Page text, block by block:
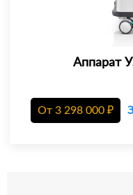
Аппарат
От 3 298 000 ₽